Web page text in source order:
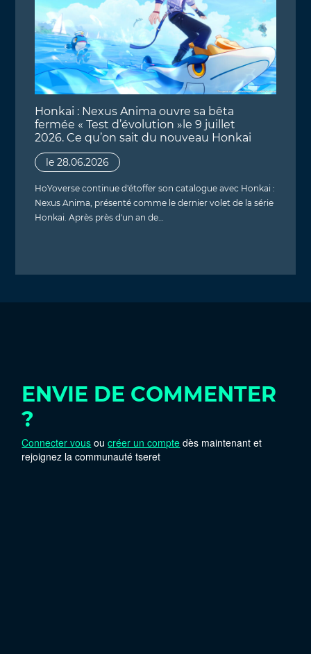
Honkai : Nexus Anima ouvre sa bêta
fermée « Test d’évolution »le 9 juillet
2026. Ce qu’on sait du nouveau Honkai
le 28.06.2026
HoYoverse continue d'étoffer son catalogue avec Honkai :
Nexus Anima, présenté comme le dernier volet de la série
Honkai. Après près d'un an de…
ENVIE DE COMMENTER
?
Connecter vous oucréer un compte dès maintenant et
rejoignez la communauté tseret